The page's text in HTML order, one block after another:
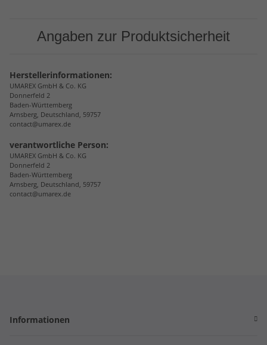
Angaben zur Produktsicherheit
Herstellerinformationen:
UMAREX GmbH & Co. KG
Donnerfeld 2
Baden-Württemberg
Arnsberg, Deutschland, 59757
contact@umarex.de
verantwortliche Person:
UMAREX GmbH & Co. KG
Donnerfeld 2
Baden-Württemberg
Arnsberg, Deutschland, 59757
contact@umarex.de
Informationen